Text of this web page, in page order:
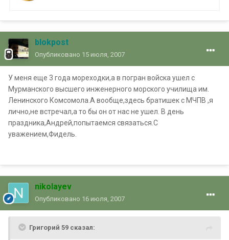
blokpost
Опубликовано 15 июля, 2007
У меня еще 3 года мореходки,а в погран войска ушел с
Мурманского высшего инженерного морского училища им.
Ленинского Комсомола.А вообще,здесь братишек с МЧПВ ,я
лично,не встречал,а то бы он от нас не ушел. В день
праздника,Андрей,попытаемся связаться.С
уважением,Фидель.
nikolayev
Опубликовано 16 июля, 2007
Григорий 59 сказал: